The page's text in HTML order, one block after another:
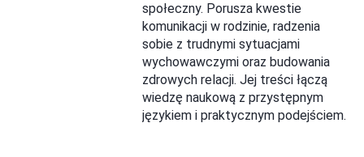
społeczny. Porusza kwestie
komunikacji w rodzinie, radzenia
sobie z trudnymi sytuacjami
wychowawczymi oraz budowania
zdrowych relacji. Jej treści łączą
wiedzę naukową z przystępnym
językiem i praktycznym podejściem.